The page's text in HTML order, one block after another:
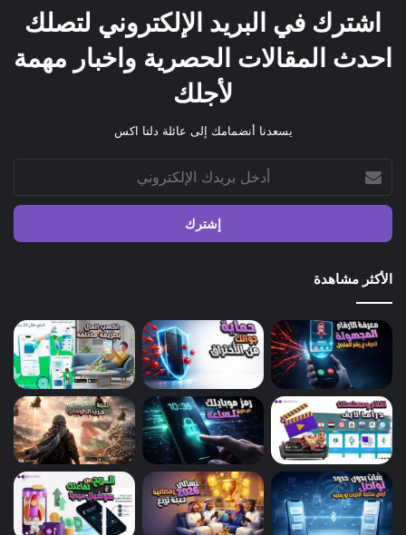
اشترك في البريد الإلكتروني لتصلك
احدث المقالات الحصرية واخبار مهمة
لأجلك
يسعدنا أنضمامك إلى عائلة دلتا اكس
بريدك
الإلكتروني
الأكثر مشاهدة